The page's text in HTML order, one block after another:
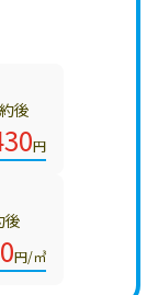
後
円
後
円/㎥